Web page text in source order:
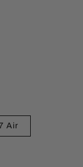
Air